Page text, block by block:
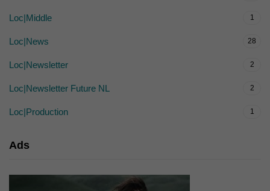
Loc|Middle 1
Loc|News 28
Loc|Newsletter 2
Loc|Newsletter Future NL 2
Loc|Production 1
Ads